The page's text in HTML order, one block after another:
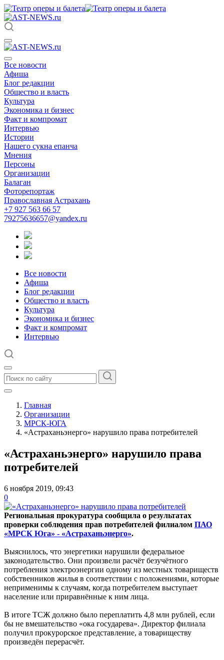
Все новости
Афиша
Блог редакции
Общество и власть
Культура
Экономика и бизнес
Факт и компромат
Интервью
Истории
Нашего сукна епанча
Мнения
Персоны
Организации
Балаган
Фоторепортаж
Православная Астрахань
+7 927 563 66 57
79275636657@yandex.ru
Все новости
Афиша
Блог редакции
Общество и власть
Культура
Экономика и бизнес
Факт и компромат
Интервью
Главная
Организации
МРСК-ЮГА
«Астраханьэнерго» нарушило права потребителей
«Астраханьэнерго» нарушило права
потребителей
6 ноября 2019, 09:43
0
Региональная прокуратура сообщила о результатах
проверки соблюдения прав потребителей филиалом ПАО
«МРСК Юга» - «Астраханьэнерго».
Выяснилось, что энергетики нарушили федеральное
законодательство. Они произвели расчёт безучётного
потребления электроэнергии одному из местных товариществ
собственников жилья в соответствии с положениями, которые
неприменимы к случаям, когда потребителем выступает
население или приравнённые к ним лица.
В итоге ТСЖ должно было переплатить 4,8 млн рублей, если
бы не вмешательство «ока государева». Директор филиала
получил прокурорское представление, а товариществу
произведён перерасчёт.